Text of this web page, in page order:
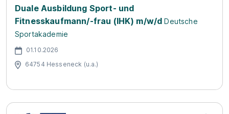
Duale Ausbildung Sport- und
Fitnesskaufmann/-frau (IHK) m/w/d Deutsche
Sportakademie
01.10.2026
64754 Hesseneck (u.a.)